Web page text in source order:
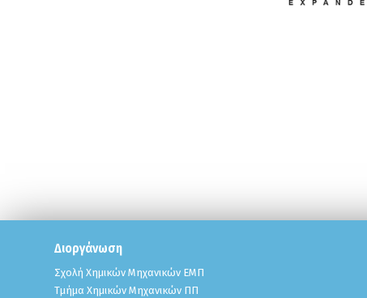
Διοργάνωση
Σχολή Χημικών Μηχανικών ΕΜΠ
Τμήμα Χημικών Μηχανικών ΠΠ